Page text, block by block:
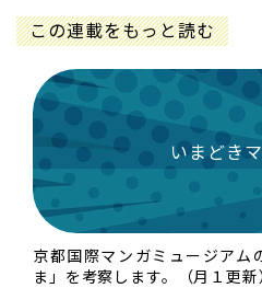
この連載をもっと読む
いまどき
京都国際マンガミュージアム
ま」を考察します。（月１更新